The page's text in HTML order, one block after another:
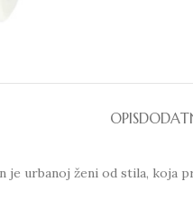
OPIS
je urbanoj ženi od stila, koja